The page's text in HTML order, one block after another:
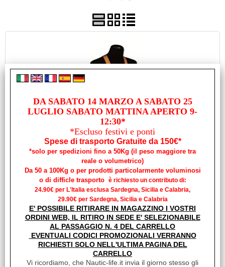
Usato
Pronta Consegna
CINTURA DI SICUREZZA "OCEANIC"
TREM
Unità di misura:
Disponibilità:
Disponibile su Ordinazione in circa 10/20gg (Tempistica indicativa
non vincolante)
Prezzo:
€ 45,73 Sconto 40.1%
27,40
DA SABATO 14 MARZO A SABATO 25
LUGLIO SABATO MATTINA APERTO 9-
12:30*
*Escluso festivi e ponti
Spese di trasporto Gratuite da 150€*
*solo per spedizioni fino a 50Kg (il peso maggiore tra
reale o volumetrico)
Da 50 a 100Kg o per prodotti particolarmente voluminosi
o di difficle trasporto è richiesto un contributo di:
24.90€ per L'Italia esclusa Sardegna, Sicilia e Calabria,
29.90€ per Sardegna, Sicilia e Calabria
E' POSSIBILE RITIRARE IN MAGAZZINO I VOSTRI
ORDINI WEB, IL RITIRO IN SEDE E' SELEZIONABILE
AL PASSAGGIO N. 4 DEL CARRELLO
EVENTUALI CODICI PROMOZIONALI VERRANNO
RICHIESTI SOLO NELL'ULTIMA PAGINA DEL
CARRELLO
Vi ricordiamo, che Nautic-life.it invia il giorno stesso gli